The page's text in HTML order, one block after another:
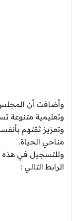
وأضافت أن
وتعليمية متنوعة
وتعزيز ثقتهم
مناحي الحياة.
وللتسجيل في هذه
الرابط التالي :